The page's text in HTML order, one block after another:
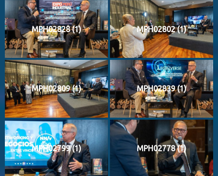
MPH02828 (1) MPH02802 (1)
MPH02809 (1) MPH02839 (1)
MPH02799 (1) MPH02778 (1)